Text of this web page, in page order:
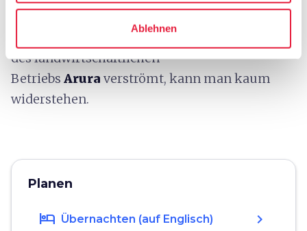
Ablehnen
Karpa, das Bier mit Italienischer Immortelle
des landwirtschaftlichen
Betriebs Arura verströmt, kann man kaum
widerstehen.
Planen
hotel Übernachten (auf Englisch) chevron_right